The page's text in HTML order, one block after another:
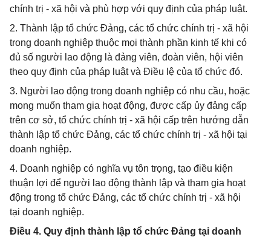
chính trị - xã hội và phù hợp với quy định của pháp luật.
2. Thành lập tổ chức Đảng, các tổ chức chính trị - xã hội
trong doanh nghiệp thuộc mọi thành phần kinh tế khi có
đủ số người lao động là đảng viên, đoàn viên, hội viên
theo quy định của pháp luật và Điều lệ của tổ chức đó.
3. Người lao động trong doanh nghiệp có nhu cầu, hoặc
mong muốn tham gia hoạt động, được cấp ủy đảng cấp
trên cơ sở, tổ chức chính trị - xã hội cấp trên hướng dẫn
thành lập tổ chức Đảng, các tổ chức chính trị - xã hội tại
doanh nghiệp.
4. Doanh nghiệp có nghĩa vụ tôn trọng, tạo điều kiện
thuận lợi để người lao động thành lập và tham gia hoạt
động trong tổ chức Đảng, các tổ chức chính trị - xã hội
tại doanh nghiệp.
Điều 4. Quy định thành lập tổ chức Đảng tại doanh